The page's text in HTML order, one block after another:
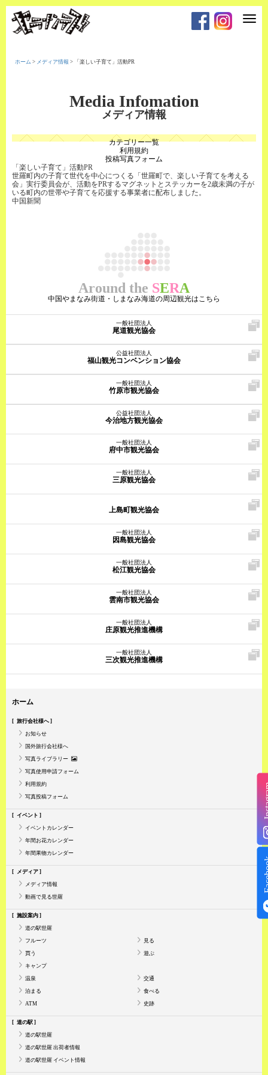
T
o
n
ホーム > メディア情報 > 「楽しい子育て」活動PR
Media Infomation
メディア情報
カテゴリー一覧
利用規約
投稿写真フォーム
「楽しい子育て」活動PR
世羅町内の子育て世代を中心につくる「世羅町で、楽しい子育てを考える
会」実行委員会が、活動をPRするマグネットとステッカーを2歳未満の子が
いる町内の世帯や子育てを応援する事業者に配布しました。
中国新聞
Around the SERA
中国やまなみ街道・しまなみ海道の周辺観光はこちら
一般社団法人
尾道観光協会
公益社団法人
福山観光コンベンション協会
一般社団法人
竹原市観光協会
公益社団法人
今治地方観光協会
一般社団法人
府中市観光協会
一般社団法人
三原観光協会
上島町観光協会
一般社団法人
因島観光協会
一般社団法人
松江観光協会
一般社団法人
雲南市観光協会
一般社団法人
庄原観光推進機構
一般社団法人
三次観光推進機構
ホーム
旅行会社様へ
お知らせ
国外旅行会社様へ
写真ライブラリー
写真使用申請フォーム
利用規約
写真投稿フォーム
イベント
イベントカレンダー
年間お花カレンダー
年間果物カレンダー
メディア
メディア情報
動画で見る世羅
施設案内
道の駅世羅
フルーツ 見る
買う 遊ぶ
キャンプ
温泉 交通
泊まる 食べる
ATM 史跡
道の駅
道の駅世羅
道の駅世羅 出荷者情報
道の駅世羅 イベント情報